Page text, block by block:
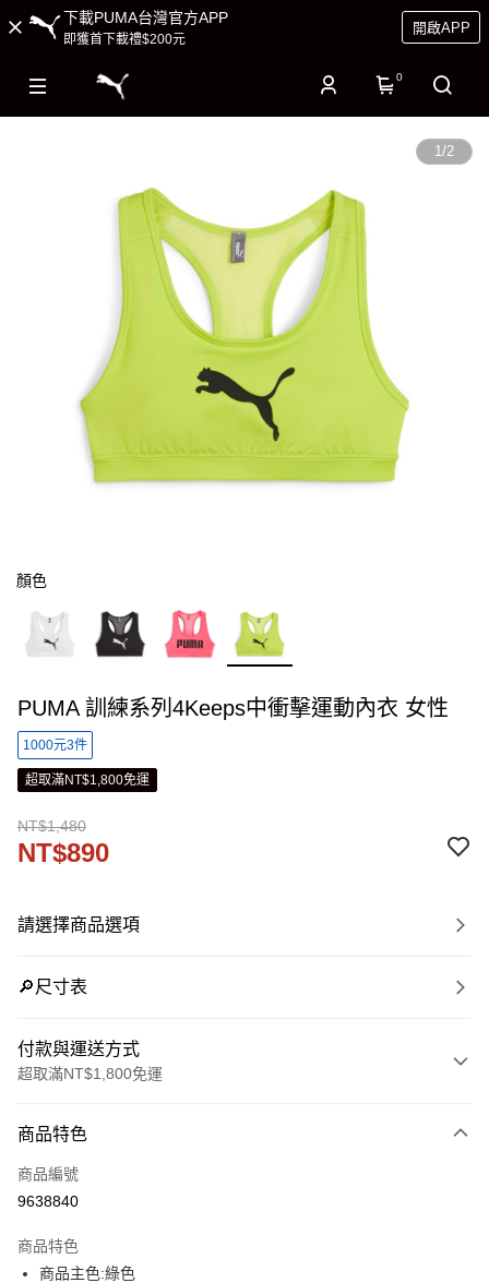
下載PUMA台灣官方APP
即獲首下載禮$200元
開啟APP
0
1/2
顏色
PUMA 訓練系列4Keeps中衝擊運動內衣 女性
1000元3件
超取滿NT$1,800免運
NT$1,480
NT$890
請選擇商品選項
🔎尺寸表
付款與運送方式
超取滿NT$1,800免運
信用卡一次付款
LINE Pay
街口支付
商品特色
商品編號
9638840
商品特色
商品主色:綠色